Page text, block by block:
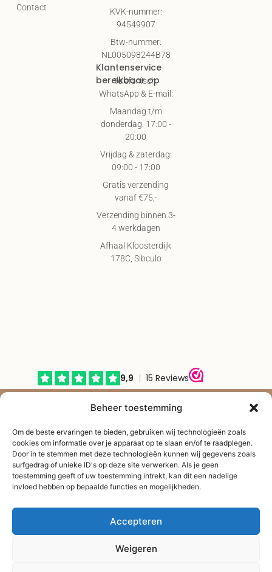
Beheer toestemming
Om de beste ervaringen te bieden, gebruiken wij technologieën zoals
cookies om informatie over je apparaat op te slaan en/of te raadplegen.
Door in te stemmen met deze technologieën kunnen wij gegevens zoals
surfgedrag of unieke ID's op deze site verwerken. Als je geen
toestemming geeft of uw toestemming intrekt, kan dit een nadelige
invloed hebben op bepaalde functies en mogelijkheden.
Accepteren
Weigeren
Contact
KVK-nummer:
94549907
Btw-nummer:
NL005098244B78
Klantenservice
bereikbaar op
Telefonisch,
WhatsApp & E-mail:
Maandag t/m
donderdag: 17:00 -
20:00
Vrijdag & zaterdag:
09:00 - 17:00
Gratis verzending
vanaf €75,-
Verzending binnen 3-
4 werkdagen
Afhaal Kloosterdijk
178C, Sibculo
© Shape2you All Rights Reserved.